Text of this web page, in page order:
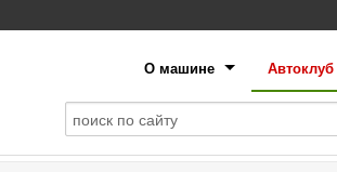
О машине Автоклуб